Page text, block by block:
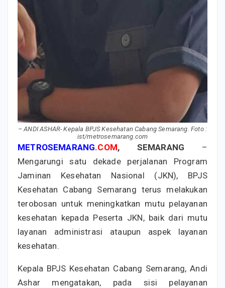
– ANDI ASHAR- Kepala BPJS Kesehatan Cabang Semarang. Foto :
ist/metrosemarang.com
METROSEMARANG.COM, SEMARANG –
Mengarungi satu dekade perjalanan Program
Jaminan Kesehatan Nasional (JKN), BPJS
Kesehatan Cabang Semarang terus melakukan
terobosan untuk meningkatkan mutu pelayanan
kesehatan kepada Peserta JKN, baik dari mutu
layanan administrasi ataupun aspek layanan
kesehatan.
Kepala BPJS Kesehatan Cabang Semarang, Andi
Ashar mengatakan, pada sisi pelayanan